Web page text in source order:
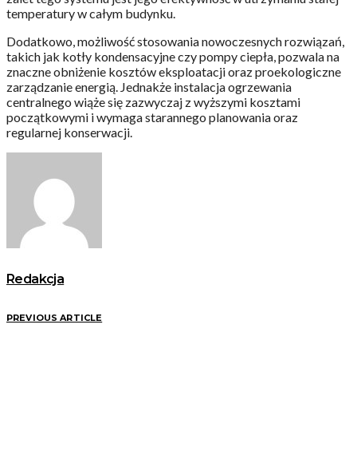
temperatury w całym budynku.
Dodatkowo, możliwość stosowania nowoczesnych rozwiązań,
takich jak kotły kondensacyjne czy pompy ciepła, pozwala na
znaczne obniżenie kosztów eksploatacji oraz proekologiczne
zarządzanie energią. Jednakże instalacja ogrzewania
centralnego wiąże się zazwyczaj z wyższymi kosztami
początkowymi i wymaga starannego planowania oraz
regularnej konserwacji.
Redakcja
PREVIOUS ARTICLE